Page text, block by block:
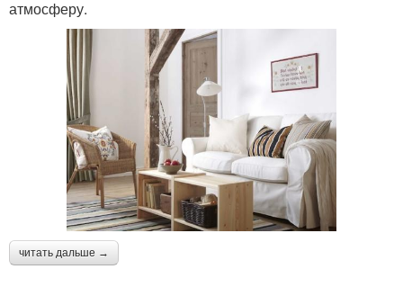
атмосферу.
читать дальше →